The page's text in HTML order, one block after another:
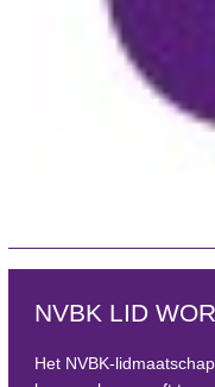
NVBK LID
Het NVBK-